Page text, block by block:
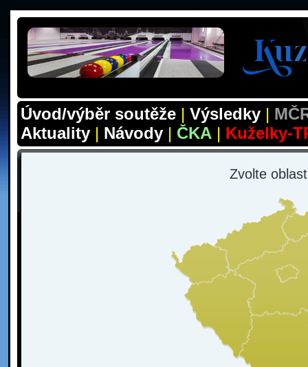
Úvod/výběr soutěže| Výsledky|
Aktuality| Návody | ČKA| Kuželky-
Zvolte